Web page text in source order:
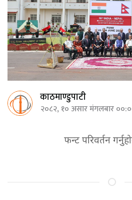
काठमाण्डुपाटी
२०८२, १० असार मंगलबार
फन्ट परिवर्तन